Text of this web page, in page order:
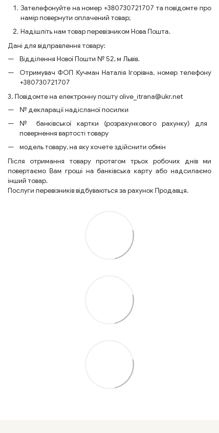
Зателефонуйте на номер +380730721707 та повідомте про
намір повернути оплачений товар;
Надішліть нам товар перевізником Нова Пошта.
Дані для відправлення товару:
Відділення Нової Пошти № 52, м Львів.
Отримувач ФОП Кучман Наталія Ігорівна, номер телефону
+380730721707
3. Повідомте на електронну пошту olive_itrana@ukr.net
№ декларації надісланої посилки
№ банківської картки (розрахункового рахунку) для
повернення вартості товару
модель товару, на яку хочете здійснити обмін
Після отримання товару протягом трьох робочих днів ми
повертаємо Вам гроші на банківська карту або надсилаємо
інший товар.
Послуги перевізників відбуваються за рахунок Продавця.